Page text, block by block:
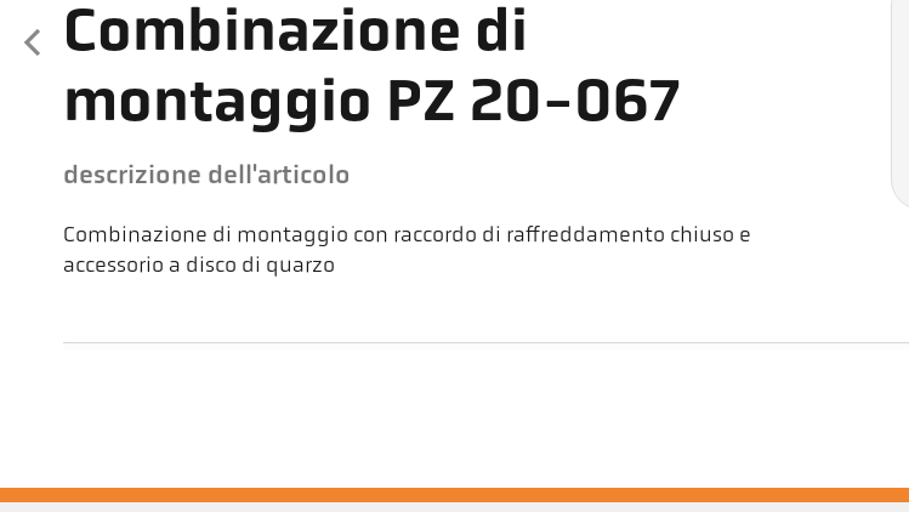
Combinazione di
montaggio PZ 20-067
descrizione dell'articolo
Combinazione di montaggio con raccordo di raffreddamento chiuso e
accessorio a disco di quarzo